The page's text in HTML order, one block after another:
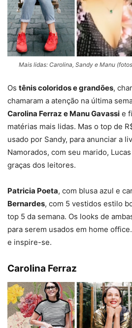
Mais lidas: Carolina, Sandy e Manu
Os tênis coloridos e grandões,
chamaram a atenção na última
Carolina Ferraz e Manu Gavassi e
matérias mais lidas. Mas o top de
usado por Sandy, para anunciar a
Namorados, com seu marido,
graças dos leitores.
Patricia Poeta, com blusa azul e
Bernardes, com 5 vestidos estilo
top 5 da semana. Os looks de
para serem usados em home
e inspire-se.
Carolina Ferraz